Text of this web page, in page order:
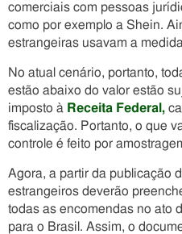
comerciais com pessoas
como por exemplo a Shein.
estrangeiras usavam a
No atual cenário, portanto,
estão abaixo do valor estão
imposto à Receita Federal,
fiscalização. Portanto, o que
controle é feito por
Agora, a partir da publicação
estrangeiros deverão
todas as encomendas no ato
para o Brasil. Assim, o